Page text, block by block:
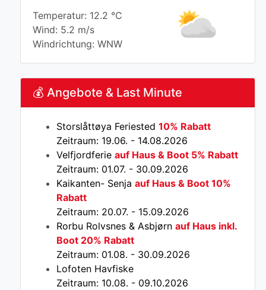
Temperatur: 12.2 °C
Wind: 5.2 m/s
Windrichtung: WNW
💰 Angebote & Last Minute
Storslåttøya Feriested 10% Rabatt
Zeitraum: 19.06. - 14.08.2026
Velfjordferie auf Haus & Boot 5% Rabatt
Zeitraum: 01.07. - 30.09.2026
Kaikanten- Senja auf Haus & Boot 10%
Rabatt
Zeitraum: 20.07. - 15.09.2026
Rorbu Rolvsnes & Asbjørn auf Haus inkl.
Boot 20% Rabatt
Zeitraum: 01.08. - 30.09.2026
Lofoten Havfiske
Zeitraum: 10.08. - 09.10.2026